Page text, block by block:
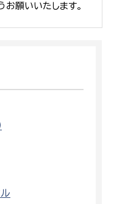
願いいたします。